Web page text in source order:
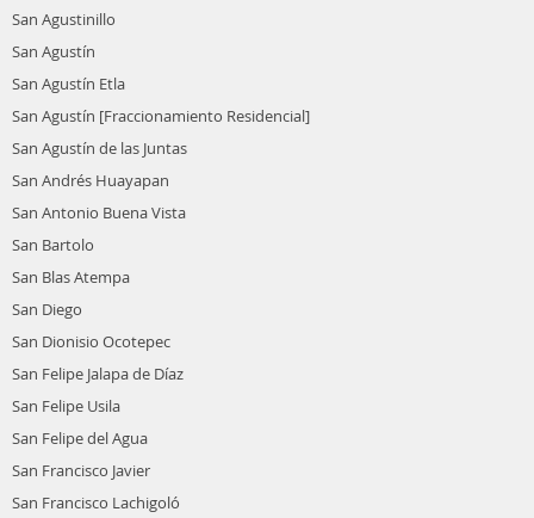
San Agustinillo
San Agustín
San Agustín Etla
San Agustín [Fraccionamiento Residencial]
San Agustín de las Juntas
San Andrés Huayapan
San Antonio Buena Vista
San Bartolo
San Blas Atempa
San Diego
San Dionisio Ocotepec
San Felipe Jalapa de Díaz
San Felipe Usila
San Felipe del Agua
San Francisco Javier
San Francisco Lachigoló